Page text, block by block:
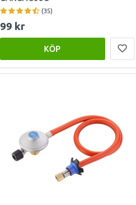
(35)
99 kr
KÖP